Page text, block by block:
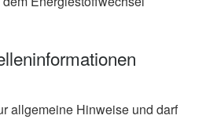
allgemeine Hinweise und darf